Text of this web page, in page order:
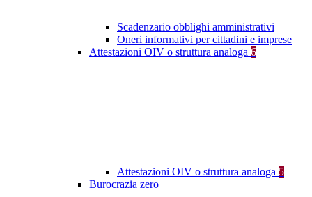
Scadenzario obblighi amministrativi
Oneri informativi per cittadini e imprese
Attestazioni OIV o struttura analoga 6
Attestazioni OIV o struttura analoga 5
Burocrazia zero